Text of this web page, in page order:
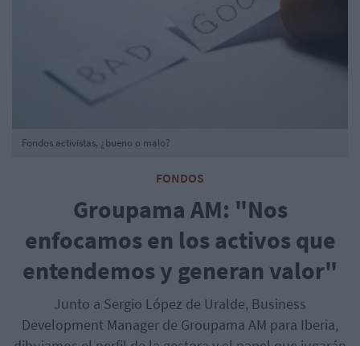
FONDOS
Groupama AM: "Nos
enfocamos en los activos que
entendemos y generan valor"
Junto a Sergio López de Uralde, Business
Development Manager de Groupama AM para Iberia,
Fondos activistas, ¿bueno o malo?